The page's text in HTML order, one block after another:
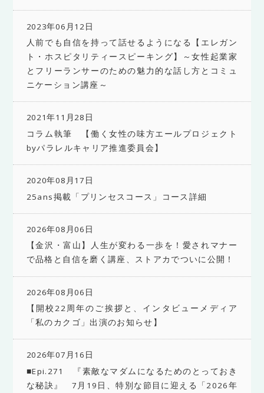
2023年06月12日
人前でも自信を持って話せるようになる【エレガン
ト・ホスピタリティースピーキング】～女性起業家
とフリーランサーのための魅力的な話し方とコミュ
ニケーション講座～
2021年11月28日
コラム執筆 【働く女性の味方エールプロジェクト
byパラレルキャリア推進委員会】
2020年08月17日
25ans掲載「プリンセスコース」コース詳細
2026年08月06日
【金沢・富山】人生が変わる一歩を！愛されマナー
で品格と自信を磨く講座、ストアカでついに公開！
2026年08月06日
【開校22周年のご挨拶と、インタビューメディア
「私のカクゴ」出演のお知らせ】
2026年07月16日
■Epi.271 『素敵なマダムになるためのとっておき
な秘訣』 7月19日、特別な節目に迎える「2026年